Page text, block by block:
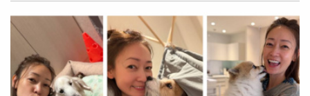
已消失，院方也無法交代設備流向。警方隨即報請新北地檢
署指揮偵辦，並在台中拘提愛爾麗合作的謝姓監視器廠商。
檢警後續在謝男車內與辦公室查扣8部監視器主機及大量針
孔鏡頭，進一步追查後發現，在民眾報案後，謝男疑似接獲
指示，連夜跑遍濁水溪以北10家愛爾麗分店，試圖拆除設備
滅證，最終仍遭檢警查獲。此外，檢警擴大清查後，更發現
引發外界擔憂病患可能在診療、體雕、更衣等私密空間遭偷
拍。消息曝光後，網路輿論迅速炸鍋，大批消費者也開始擔
心個人隱私外流問題。隨著事件延燒，台中市政府衛生局日
前也連續兩天會同警方及消防局，前往愛爾麗醫美診所台中
文心店與崇德店進行稽查與調查。崇德店櫃台人員低調證
實，檢警6日下午再度到場「了解狀況」，而文心店則對外